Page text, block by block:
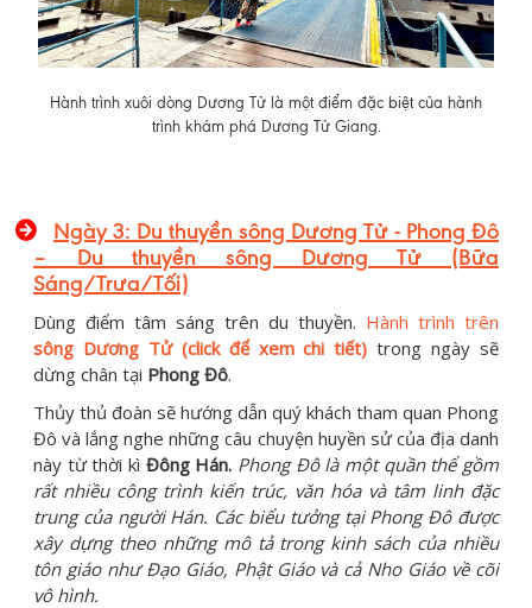
Hành trình xuôi dòng Dương Tử là một điểm đặc biệt của hành
trình khám phá Dương Tử Giang.
Ngày 3: Du thuyền sông Dương Tử - Phong Đô
– Du thuyền sông Dương Tử (Bữa
Sáng/Trưa/Tối)
Dùng điểm tâm sáng trên du thuyền. Hành trình trên
sông Dương Tử (click để xem chi tiết) trong ngày sẽ
dừng chân tại Phong Đô.
Thủy thủ đoàn sẽ hướng dẫn quý khách tham quan Phong
Đô và lắng nghe những câu chuyện huyền sử của địa danh
này từ thời kì Đông Hán. Phong Đô là một quần thể gồm
rất nhiều công trình kiến trúc, văn hóa và tâm linh đặc
trung của người Hán. Các biểu tưởng tại Phong Đô được
xây dựng theo những mô tả trong kinh sách của nhiều
tôn giáo như Đạo Giáo, Phật Giáo và cả Nho Giáo về cõi
vô hình.